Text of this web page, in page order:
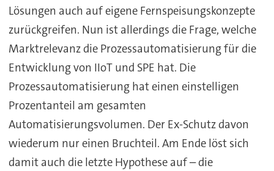
Lösungen auch auf eigene Fernspeisungskonzepte
zurückgreifen. Nun ist allerdings die Frage, welche
Marktrelevanz die Prozessautomatisierung für die
Entwicklung von IIoT und SPE hat. Die
Prozessautomatisierung hat einen einstelligen
Prozentanteil am gesamten
Automatisierungsvolumen. Der Ex-Schutz davon
wiederum nur einen Bruchteil. Am Ende löst sich
damit auch die letzte Hypothese auf – die